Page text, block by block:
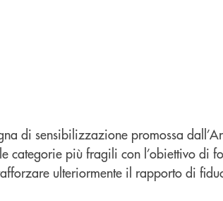
di sensibilizzazione promossa
categorie più fragili con l’obiettivo di
ulteriormente il rapporto di